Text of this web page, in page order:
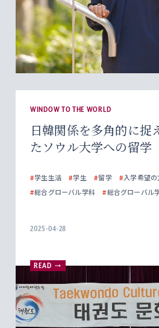
WINDOW TO THE WORLD
日韓関係を多角的に捉
たソウル大学への留学
#学生生活 #学生 #留学 #入学希望の
#総合グローバル学科 #総合グローバル
2025-04-28
READ